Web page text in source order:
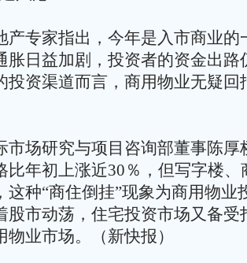
产专家指出，今年是入市商业的
胀日益加剧，投资者的资金出路
投资渠道而言，商用物业无疑回
市场研究与项目咨询部董事陈厚
比年初上涨近30％，但写字楼、
这种“商住倒挂”现象为商用物业
股市动荡，住宅投资市场又备受
业市场。（新快报）